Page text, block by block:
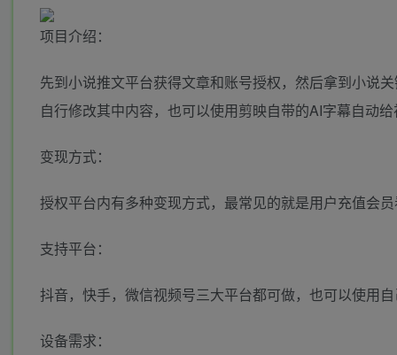
项目介绍：
先到小说推文平台获得文章和账号授权，然后拿到小说
自行修改其中内容，也可以使用剪映自带的AI字幕自动
变现方式：
授权平台内有多种变现方式，最常见的就是用户充值会
支持平台：
抖音，快手，微信视频号三大平台都可做，也可以使用
设备需求：